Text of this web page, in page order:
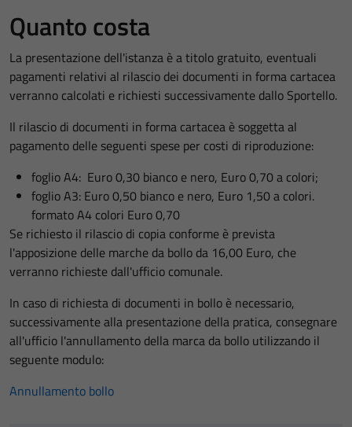
Quanto costa
La presentazione dell'istanza è a titolo gratuito, eventuali
pagamenti relativi al rilascio dei documenti in forma cartacea
verranno calcolati e richiesti successivamente dallo Sportello.
Il rilascio di documenti in forma cartacea è soggetta al
pagamento delle seguenti spese per costi di riproduzione:
foglio A4: Euro 0,30 bianco e nero, Euro 0,70 a colori;
foglio A3: Euro 0,50 bianco e nero, Euro 1,50 a colori.
formato A4 colori Euro 0,70
Se richiesto il rilascio di copia conforme è prevista
l'apposizione delle marche da bollo da 16,00 Euro, che
verranno richieste dall'ufficio comunale.
In caso di richiesta di documenti in bollo è necessario,
successivamente alla presentazione della pratica, consegnare
all'ufficio l'annullamento della marca da bollo utilizzando il
seguente modulo:
Annullamento bollo